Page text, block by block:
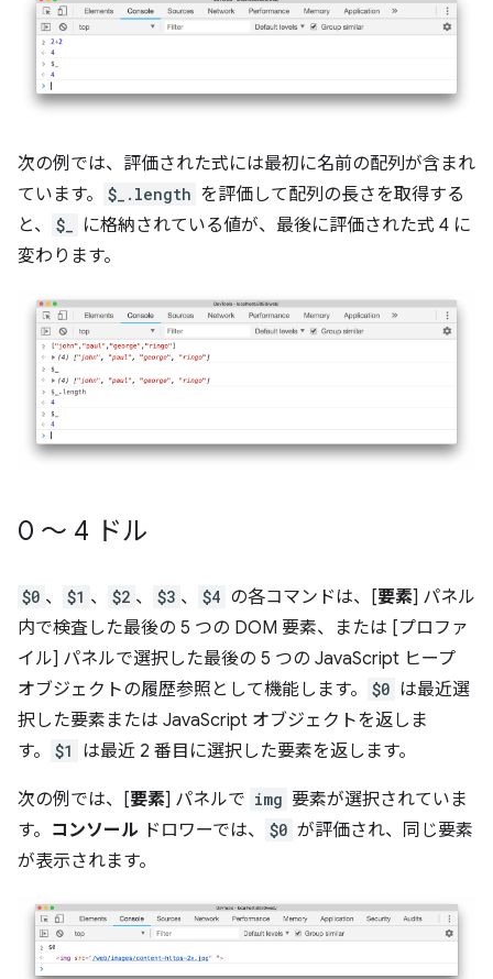
次の例では、評価された式には最初に名前の配列が含まれ
ています。
$_.length を評価して配列の長さを取得する
と、
$_
に格納されている値が、最後に評価された式 4 に
変わります。
0 ～ 4 ドル
$0 、 $1 、 $2 、 $3 、 $4 の各コマンドは、[要素] パネル
内で検査した最後の 5 つの DOM 要素、または [プロファ
イル] パネルで選択した最後の 5 つの JavaScript ヒープ
オブジェクトの履歴参照として機能します。
$0 は最近選
択した要素または JavaScript オブジェクトを返しま
す。
$1 は最近 2 番目に選択した要素を返します。
次の例では、[要素] パネルで img 要素が選択されていま
す。 コンソール ドロワーでは、 $0 が評価され、同じ要素
が表示されます。